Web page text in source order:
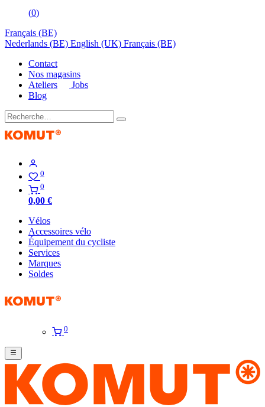
(0)
Français (BE)
Nederlands (BE) English (UK) Français (BE)
Contact
Nos magasins
Ateliers
Jobs
Blog
0
0
0,00 €
Vélos
Accessoires vélo
Équipement du cycliste
Services
Marques
Soldes
0